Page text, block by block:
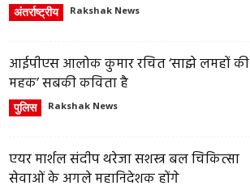
अंतर्राष्ट्रीय Rakshak News
आईपीएस आलोक कुमार रचित ‘साझे लमहों की
महक’ सबकी कविता है
पुलिस Rakshak News
एयर मार्शल संदीप थरेजा सशस्त्र बल चिकित्सा
सेवाओं के अगले महानिदेशक होंगे